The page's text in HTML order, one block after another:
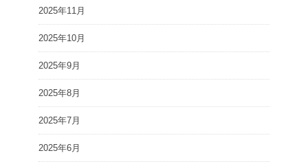
2025年11月
2025年10月
2025年9月
2025年8月
2025年7月
2025年6月